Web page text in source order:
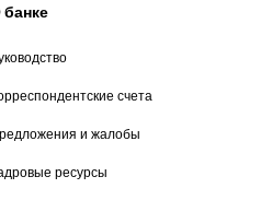
счета
и жалобы
ресурсы